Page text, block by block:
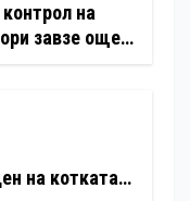
на
завзе още
на котката